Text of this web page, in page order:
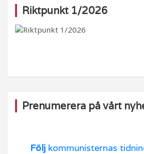
e
b
k
g
ra
o
k
Riktpunkt 1/2026
Prenumerera på vårt
Följ kommunisternas